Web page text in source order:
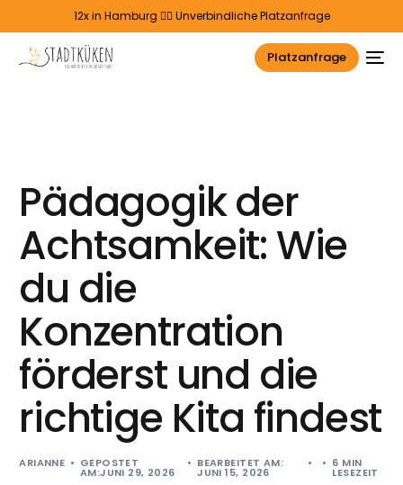
12x in Hamburg 👉🏻 Unverbindliche Platzanfrage
Platzanfrage
Pädagogik der
Achtsamkeit: Wie
du die
Konzentration
förderst und die
richtige Kita findest
ARIANNE GEPOSTET
AM:JUNI 29, 2026
BEARBEITET AM:
JUNI 15, 2026
6 MIN
LESEZEIT